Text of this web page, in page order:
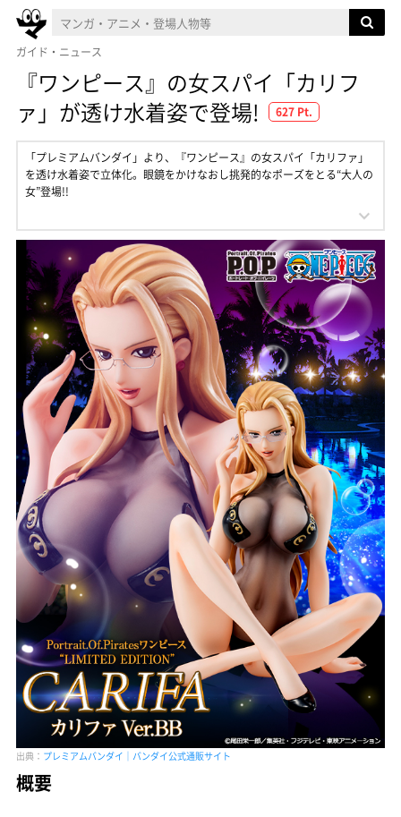
ガイド・ニュース
『ワンピース』の女スパイ「カリフ
ァ」が透け水着姿で登場!
627 Pt.
「プレミアムバンダイ」より、『ワンピース』の女スパイ「カリファ」
を透け水着姿で立体化。眼鏡をかけなおし挑発的なポーズをとる“大人の
女”登場!!
出典： プレミアムバンダイ｜バンダイ公式通販サイト
概要